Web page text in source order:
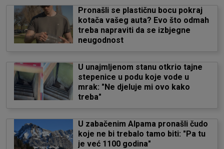
Pronašli se plastičnu bocu pokraj
kotača vašeg auta? Evo što odmah
treba napraviti da se izbjegne
neugodnost
U unajmljenom stanu otkrio tajne
stepenice u podu koje vode u
mrak: "Ne djeluje mi ovo kako
treba"
U zabačenim Alpama pronašli čudo
koje ne bi trebalo tamo biti: "Pa tu
je već 1100 godina"